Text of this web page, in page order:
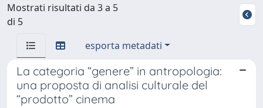
Mostrati risultati da 3 a 5
di 5
esporta metadati
La categoria “genere” in antropologia:
una proposta di analisi culturale del
“prodotto” cinema